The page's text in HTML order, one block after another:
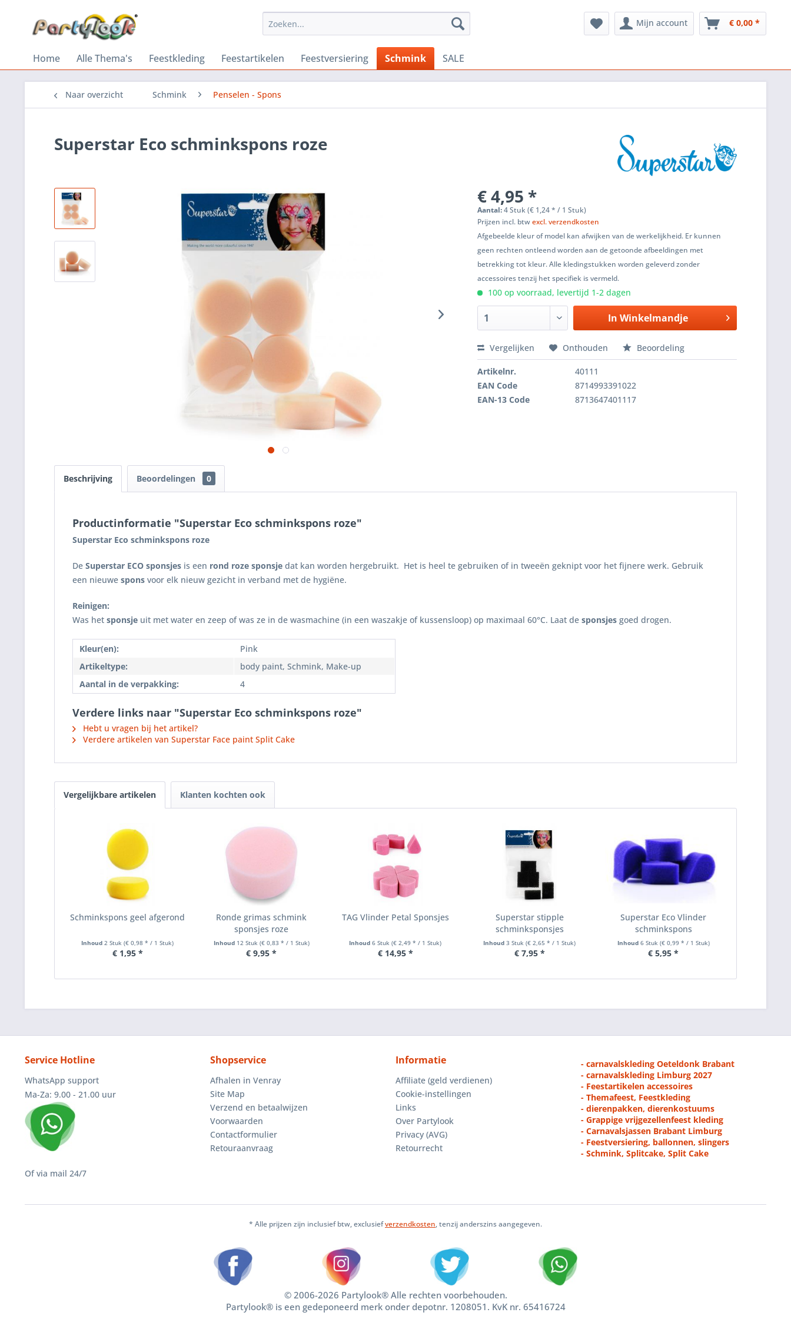
Mijn account € 0,00 *
Home Alle Thema's Feestkleding Feestartikelen Feestversiering Schmink SALE
Naar overzicht Schmink Penselen - Spons
Superstar Eco schminkspons roze
€ 4,95 *
Aantal:4 Stuk (€ 1,24 * / 1 Stuk)
Prijzen incl. btwexcl. verzendkosten
Afgebeelde kleur of model kan afwijken van de werkelijkheid. Er kunnen
geen rechten ontleend worden aan de getoonde afbeeldingen met
betrekking tot kleur. Alle kledingstukken worden geleverd zonder
accessoires tenzij het specifiek is vermeld.
100 op voorraad, levertijd 1-2 dagen
In Winkelmandje
Vergelijken Onthouden Beoordeling
Artikelnr.
40111
EAN Code
8714993391022
EAN-13 Code
8713647401117
Beschrijving Beoordelingen 0
Productinformatie "Superstar Eco schminkspons roze"
Superstar Eco schminkspons roze
De Superstar ECO sponsjes is een rond roze sponsje dat kan worden hergebruikt. Het is heel te gebruiken of in tweeën geknipt voor het fijnere werk. Gebruik
een nieuwe spons voor elk nieuw gezicht in verband met de hygiëne.
Reinigen:
Was het sponsje uit met water en zeep of was ze in de wasmachine (in een waszakje of kussensloop) op maximaal 60°C. Laat de sponsjes goed drogen.
Kleur(en):
Pink
Artikeltype:
body paint, Schmink, Make-up
Aantal in de verpakking:
4
Verdere links naar "Superstar Eco schminkspons roze"
Hebt u vragen bij het artikel?
Verdere artikelen van Superstar Face paint Split Cake
Vergelijkbare artikelen Klanten kochten ook
Schminkspons geel afgerond
Inhoud2 Stuk(€ 0,98 * / 1 Stuk)
€ 1,95 *
Ronde grimas schmink
sponsjes roze
Inhoud 12 Stuk (€ 0,83 * / 1 Stuk)
€ 9,95 *
TAG Vlinder Petal Sponsjes
Inhoud6 Stuk(€ 2,49 * / 1 Stuk)
€ 14,95 *
Superstar stipple
schminksponsjes
Inhoud3 Stuk(€ 2,65 * / 1 Stuk)
€ 7,95 *
Superstar Eco Vlinder
schminkspons
Inhoud 6 Stuk (€ 0,99 * / 1 Stuk)
€ 5,95 *
Service Hotline
WhatsApp support
Ma-Za: 9.00 - 21.00 uur
Of via mail 24/7
Shopservice
Afhalen in Venray
Site Map
Verzend en betaalwijzen
Voorwaarden
Contactformulier
Retouraanvraag
Informatie
Affiliate (geld verdienen)
Cookie-instellingen
Links
Over Partylook
Privacy (AVG)
Retourrecht
- carnavalskleding Oeteldonk Brabant
- carnavalskleding Limburg 2027
- Feestartikelen accessoires
- Themafeest, Feestkleding
- dierenpakken, dierenkostuums
- Grappige vrijgezellenfeest kleding
- Carnavalsjassen Brabant Limburg
- Feestversiering, ballonnen, slingers
- Schmink, Splitcake, Split Cake
* Alle prijzen zijn inclusief btw, exclusiefverzendkosten, tenzij anderszins aangegeven.
© 2006-2026 Partylook® Alle rechten voorbehouden.
Partylook® is een gedeponeerd merk onder depotnr. 1208051. KvK nr. 65416724